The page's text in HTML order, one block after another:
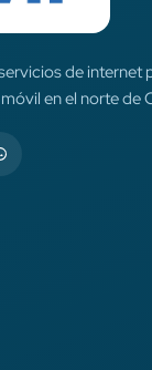
de internet
en el norte de